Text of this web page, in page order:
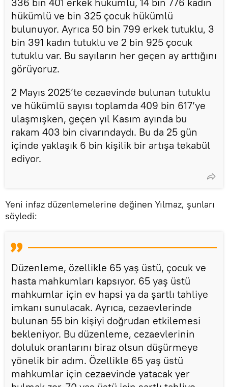
hükümlü ve bin 325 çocuk hükümlü
bulunuyor. Ayrıca 50 bin 799 erkek tutuklu, 3
bin 391 kadın tutuklu ve 2 bin 925 çocuk
tutuklu var. Bu sayıların her geçen ay arttığını
görüyoruz.
2 Mayıs 2025’te cezaevinde bulunan tutuklu
ve hükümlü sayısı toplamda 409 bin 617’ye
ulaşmışken, geçen yıl Kasım ayında bu
rakam 403 bin civarındaydı. Bu da 25 gün
içinde yaklaşık 6 bin kişilik bir artışa tekabül
ediyor.
Yeni infaz düzenlemelerine değinen Yılmaz, şunları
söyledi:
Düzenleme, özellikle 65 yaş üstü, çocuk ve
hasta mahkumları kapsıyor. 65 yaş üstü
mahkumlar için ev hapsi ya da şartlı tahliye
imkanı sunulacak. Ayrıca, cezaevlerinde
bulunan 55 bin kişiyi doğrudan etkilemesi
bekleniyor. Bu düzenleme, cezaevlerinin
doluluk oranlarını biraz olsun düşürmeye
yönelik bir adım. Özellikle 65 yaş üstü
mahkumlar için cezaevinde yatacak yer